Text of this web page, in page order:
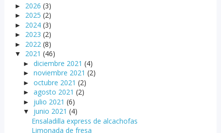
► 2026 (3)
► 2025 (2)
► 2024 (3)
► 2023 (2)
► 2022 (8)
▼ 2021 (46)
► diciembre 2021 (4)
► noviembre 2021 (2)
► octubre 2021 (2)
► agosto 2021 (2)
► julio 2021 (6)
▼ junio 2021 (4)
Ensaladilla express de alcachofas
Limonada de fresa